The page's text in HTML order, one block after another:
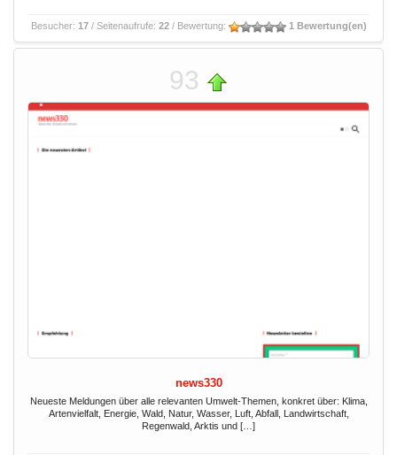
Besucher: 17/ Seitenaufrufe: 22/ Bewertung: 1 Bewertung(en)
93
news330
Neueste Meldungen über alle relevanten Umwelt-Themen, konkret über: Klima,
Artenvielfalt, Energie, Wald, Natur, Wasser, Luft, Abfall, Landwirtschaft,
Regenwald, Arktis und […]